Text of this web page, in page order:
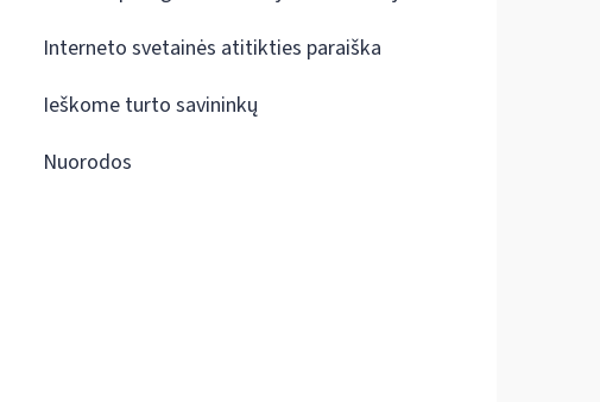
Interneto svetainės atitikties paraiška
Ieškome turto savininkų
Nuorodos